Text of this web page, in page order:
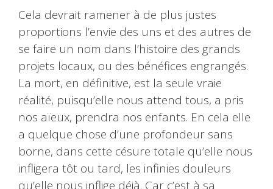
Cela devrait ramener à de plus justes
proportions l’envie des uns et des autres de
se faire un nom dans l’histoire des grands
projets locaux, ou des bénéfices engrangés.
La mort, en définitive, est la seule vraie
réalité, puisqu’elle nous attend tous, a pris
nos aïeux, prendra nos enfants. En cela elle
a quelque chose d’une profondeur sans
borne, dans cette césure totale qu’elle nous
infligera tôt ou tard, les infinies douleurs
qu’elle nous inflige déjà. Car c’est à sa